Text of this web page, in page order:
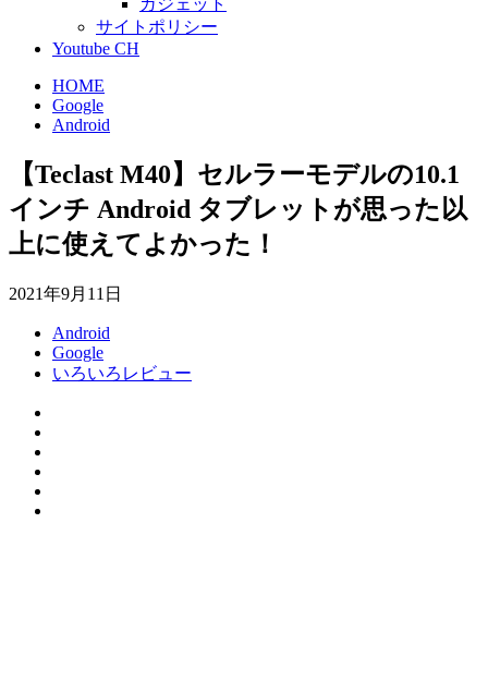
ガジェット
サイトポリシー
Youtube CH
HOME
Google
Android
【Teclast M40】セルラーモデルの10.1
インチ Android タブレットが思った以
上に使えてよかった！
2021年9月11日
Android
Google
いろいろレビュー